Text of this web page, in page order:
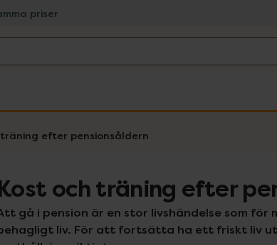
priser
efter pensionsåldern
och träning efter
gå i pension är en stor livshändelse som
liv. För att fortsätta ha ett friskt liv